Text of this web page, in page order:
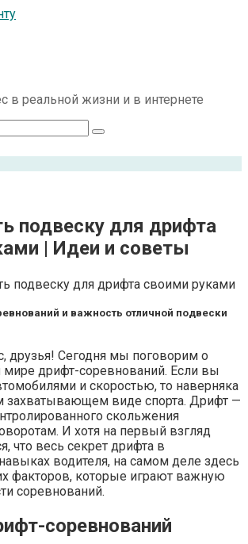
в реальной жизни и в интернете
подвеску для дрифта
| Идеи и советы
и важность отличной подвески
друзья! Сегодня мы поговорим о
дрифт-соревнований. Если вы
и скоростью, то наверняка
захватывающем виде спорта. Дрифт —
скольжения
И хотя на первый взгляд
что весь секрет дрифта в
водителя, на самом деле здесь
факторов, которые играют важную
соревнований.
соревнований